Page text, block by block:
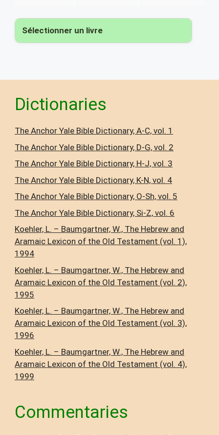
Sélectionner un livre
Dictionaries
The Anchor Yale Bible Dictionary, A-C, vol. 1
The Anchor Yale Bible Dictionary, D-G, vol. 2
The Anchor Yale Bible Dictionary, H-J, vol. 3
The Anchor Yale Bible Dictionary, K-N, vol. 4
The Anchor Yale Bible Dictionary, O-Sh, vol. 5
The Anchor Yale Bible Dictionary, Si-Z, vol. 6
Koehler, L. – Baumgartner, W., The Hebrew and
Aramaic Lexicon of the Old Testament (vol. 1),
1994
Koehler, L. – Baumgartner, W., The Hebrew and
Aramaic Lexicon of the Old Testament (vol. 2),
1995
Koehler, L. – Baumgartner, W., The Hebrew and
Aramaic Lexicon of the Old Testament (vol. 3),
1996
Koehler, L. – Baumgartner, W., The Hebrew and
Aramaic Lexicon of the Old Testament (vol. 4),
1999
Commentaries